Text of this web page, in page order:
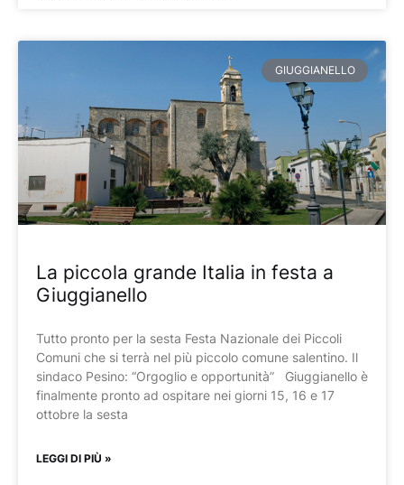
GIUGGIANELLO
La piccola grande Italia in festa a
Giuggianello
Tutto pronto per la sesta Festa Nazionale dei Piccoli
Comuni che si terrà nel più piccolo comune salentino. Il
sindaco Pesino: “Orgoglio e opportunità” Giuggianello è
finalmente pronto ad ospitare nei giorni 15, 16 e 17
ottobre la sesta
LEGGI DI PIÙ »